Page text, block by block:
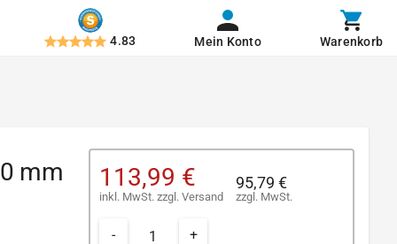
4.83 Mein Konto Warenkorb
mm 113,99 €
inkl. MwSt. zzgl. Versand
95,79 €
zzgl. MwSt.
- +